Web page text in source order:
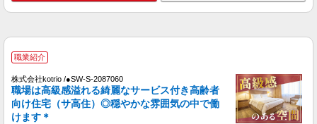
株式会社kotrio /●SW-H1-2102901
時給1650円〜2312円 ＜日払い有/週払い有/交
通費全支給(ガソリン代含む)＞
職業紹介
株式会社kotrio /●SW-S-2087060
職場は高級感溢れる綺麗なサービス付き高齢者
向け住宅（サ高住）◎穏やかな雰囲気の中で働
けます＊